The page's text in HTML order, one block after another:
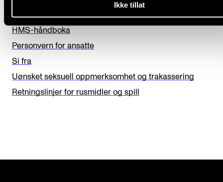
Ikke tillat
h
i
s
f
i
Beredskap og varsling
HMS-håndboka
Personvern for ansatte
Si fra
Uønsket seksuell oppmerksomhet og trakassering
Retningslinjer for rusmidler og spill